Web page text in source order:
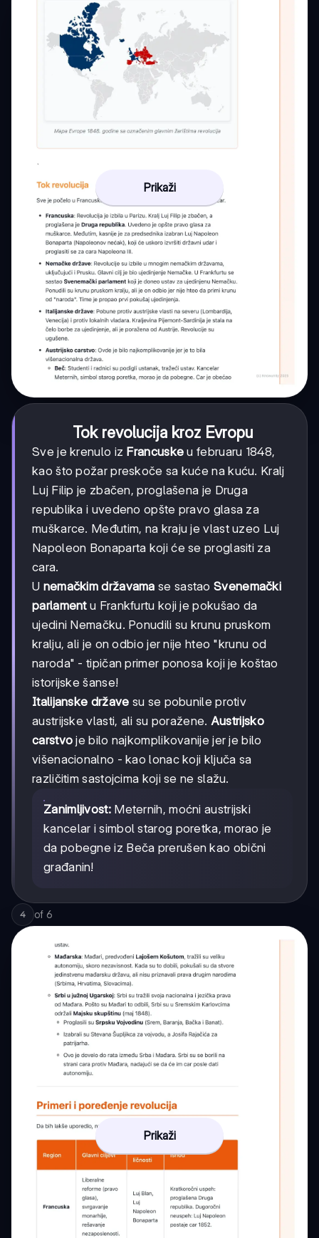
Prikaži
Tok revolucija kroz Evropu
Sve je krenulo iz Francuske u februaru 1848,
kao što požar preskoče sa kuće na kuću. Kralj
Luj Filip je zbačen, proglašena je Druga
republika i uvedeno opšte pravo glasa za
muškarce. Međutim, na kraju je vlast uzeo Luj
Napoleon Bonaparta koji će se proglasiti za
cara.
U nemačkim državama se sastaoSvenemački
parlamentu Frankfurtu koji je pokušao da
ujedini Nemačku. Ponudili su krunu pruskom
kralju, ali je on odbio jer nije hteo "krunu od
naroda" - tipičan primer ponosa koji je koštao
istorijske šanse!
Italijanske države su se pobunile protiv
austrijske vlasti, ali su poražene. Austrijsko
carstvo je bilo najkomplikovanije jer je bilo
višenacionalno - kao lonac koji ključa sa
različitim sastojcima koji se ne slažu.
Zanimljivost:Meternih, moćni austrijski
kancelar i simbol starog poretka, morao je
da pobegne iz Beča prerušen kao obični
građanin!
4 of 6
Prikaži